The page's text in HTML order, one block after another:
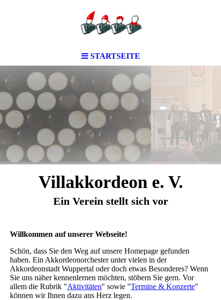
STARTSEITE
Villakkordeon e. V.
Ein Verein stellt sich vor
Willkommen auf unserer Webseite!
Schön, dass Sie den Weg auf unsere Homepage gefunden
haben. Ein Akkordeonorchester unter vielen in der
Akkordeonstadt Wuppertal oder doch etwas Besonderes? Wenn
Sie uns näher kennenlernen möchten, stöbern Sie gern. Vor
allem die Rubrik "Aktivitäten" sowie "Termine & Konzerte"
können wir Ihnen dazu ans Herz legen.